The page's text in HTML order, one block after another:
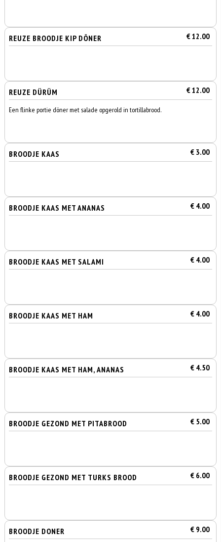
REUZE BROODJE KIP DÖNER € 12.00
REUZE DÜRÜM € 12.00
Een flinke portie döner met salade opgerold in tortillabrood.
BROODJE KAAS € 3.00
BROODJE KAAS MET ANANAS € 4.00
BROODJE KAAS MET SALAMI € 4.00
BROODJE KAAS MET HAM € 4.00
BROODJE KAAS MET HAM, ANANAS € 4.50
BROODJE GEZOND MET PITABROOD € 5.00
BROODJE GEZOND MET TURKS BROOD € 6.00
BROODJE DONER € 9.00